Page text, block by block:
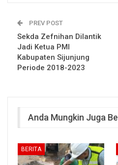
PREV POST
Sekda Zefnihan Dilantik
Jadi Ketua PMI
Kabupaten Sijunjung
Periode 2018-2023
Anda Mungkin Juga
BERITA